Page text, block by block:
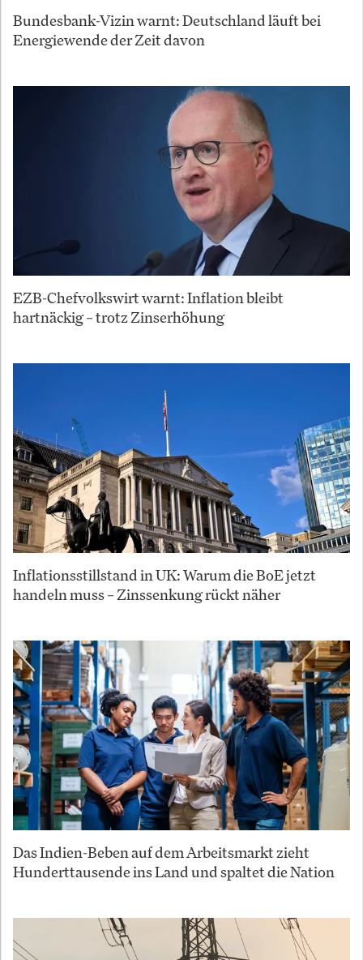
Bundesbank-Vizin warnt: Deutschland läuft bei
Energiewende der Zeit davon
EZB-Chefvolkswirt warnt: Inflation bleibt
hartnäckig – trotz Zinserhöhung
Inflationsstillstand in UK: Warum die BoE jetzt
handeln muss – Zinssenkung rückt näher
Das Indien-Beben auf dem Arbeitsmarkt zieht
Hunderttausende ins Land und spaltet die Nation